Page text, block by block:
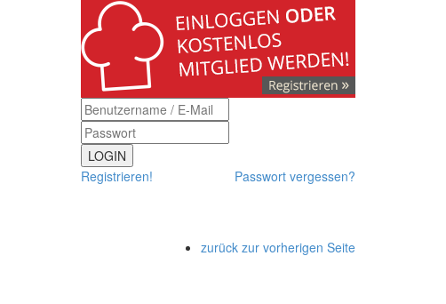
LOGIN
Registrieren!
Passwort vergessen?
zurück zur vorherigen Seite